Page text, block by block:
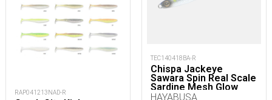
RAP041213NAD-R
TEC140418BA-R
Chispa Jackeye
Sawara Spin Real Scale
Sardine Mesh Glow
Fs437/445-60-1_
HAYABUSA